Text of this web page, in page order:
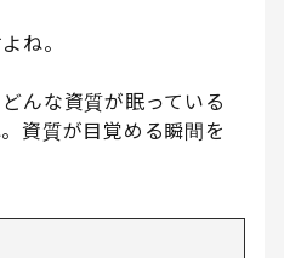
ね。
んな資質が眠っている
資質が目覚める瞬間を